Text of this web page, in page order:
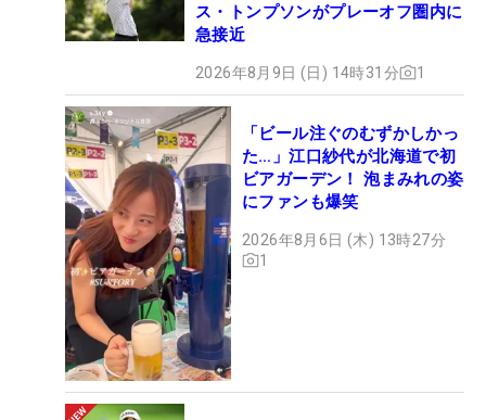
ス・トンプソンがプレーオフ圏内に
急接近
2026年8月9日 (日) 14時31分 1
「ビール注ぐのむずかしかっ
た…」江口紗代が北海道で初
ビアガーデン！ 泡まみれの姿
にファンも爆笑
2026年8月6日 (木) 13時27分
1